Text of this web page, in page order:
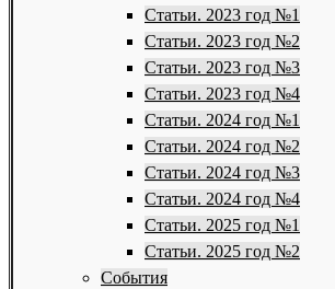
Статьи. 2023 год №1
Статьи. 2023 год №2
Статьи. 2023 год №3
Статьи. 2023 год №4
Статьи. 2024 год №1
Статьи. 2024 год №2
Статьи. 2024 год №3
Статьи. 2024 год №4
Статьи. 2025 год №1
Статьи. 2025 год №2
События